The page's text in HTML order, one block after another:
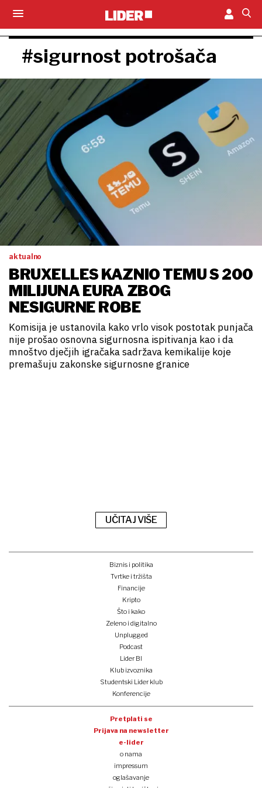
#sigurnost potrošača
aktualno
BRUXELLES KAZNIO TEMU S 200
MILIJUNA EURA ZBOG
NESIGURNE ROBE
Komisija je ustanovila kako vrlo visok postotak punjača
nije prošao osnovna sigurnosna ispitivanja kao i da
mnoštvo dječjih igračaka sadržava kemikalije koje
premašuju zakonske sigurnosne granice
UČITAJ VIŠE
Biznis i politika
Tvrtke i tržišta
Financije
Kripto
Što i kako
Zeleno i digitalno
Unplugged
Podcast
Lider BI
Klub izvoznika
Studentski Lider klub
Konferencije
Pretplati se
Prijava na newsletter
e-lider
o nama
impressum
oglašavanje